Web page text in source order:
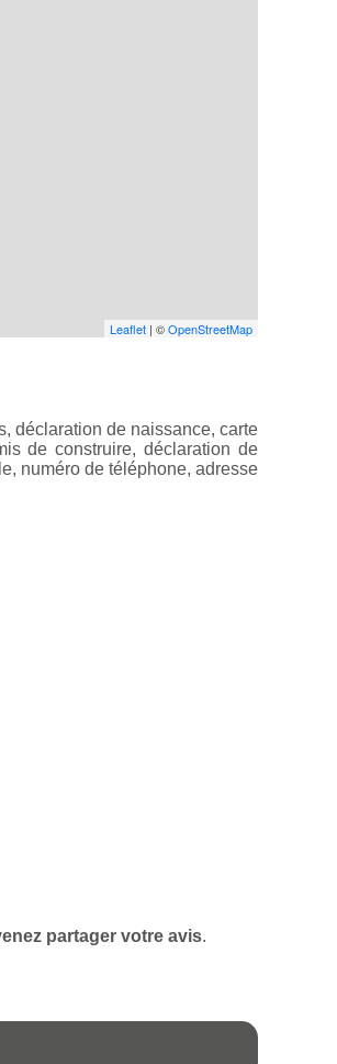
Leaflet | ©OpenStreetMap
déclaration de naissance, carte
de construire, déclaration de
numéro de téléphone, adresse
partager votre avis.